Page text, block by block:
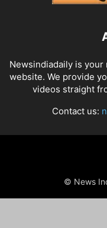
Newsindiadaily is
website. We provide
videos straight
Contact us:
© News